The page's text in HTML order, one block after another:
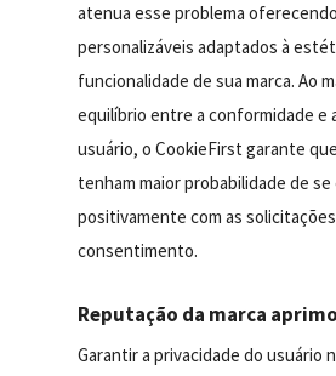
atenua esse problema
personalizáveis adaptados à
funcionalidade de sua marca. Ao
equilíbrio entre a conformidade e
usuário, o CookieFirst garante
tenham maior probabilidade de
positivamente com as
consentimento.
Reputação da marca
Garantir a privacidade do usuário